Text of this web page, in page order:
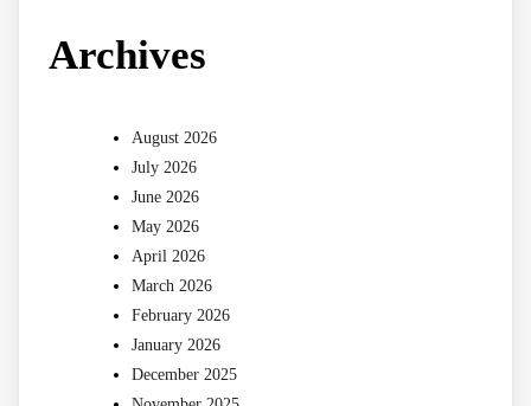
Archives
August 2026
July 2026
June 2026
May 2026
April 2026
March 2026
February 2026
January 2026
December 2025